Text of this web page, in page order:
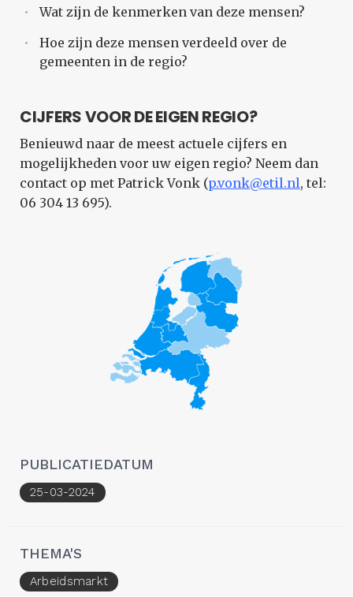
Wat zijn de kenmerken van deze mensen?
Hoe zijn deze mensen verdeeld over de
gemeenten in de regio?
CIJFERS VOOR DE EIGEN REGIO?
Benieuwd naar de meest actuele cijfers en
mogelijkheden voor uw eigen regio? Neem dan
contact op met Patrick Vonk (p.vonk@etil.nl, tel:
06 304 13 695).
PUBLICATIEDATUM
25-03-2024
THEMA'S
Arbeidsmarkt